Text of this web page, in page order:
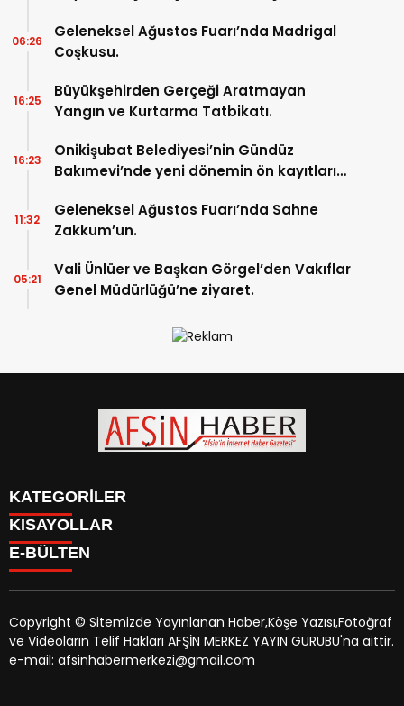
Geleneksel Ağustos Fuarı’nda Madrigal
Coşkusu.
06:26
Büyükşehirden Gerçeği Aratmayan
Yangın ve Kurtarma Tatbikatı.
16:25
Onikişubat Belediyesi’nin Gündüz
Bakımevi’nde yeni dönemin ön kayıtları
16:23
Geleneksel Ağustos Fuarı’nda Sahne
Zakkum’un.
11:32
Vali Ünlüer ve Başkan Görgel’den Vakıflar
Genel Müdürlüğü’ne ziyaret.
05:21
KATEGORİLER
SİYASET
EĞİTİM
MAGAZİN
MANŞETLER
ÖZEL HABER
KISAYOLLAR
SİYASET
EĞİTİM
KÜLTÜR SANAT
MAGAZİN
MANŞETLER
E-BÜLTEN
afsinhaber.com e-bültenine abone olarak, tarafınıza haber,
duyuru ve kampanya içerikli e-postaların gönderilmesini
Copyright © Sitemizde Yayınlanan Haber,Köşe Yazısı,Fotoğraf
ve Videoların Telif Hakları AFŞİN MERKEZ YAYIN GURUBU'na aittir.
e-mail: afsinhabermerkezi@gmail.com